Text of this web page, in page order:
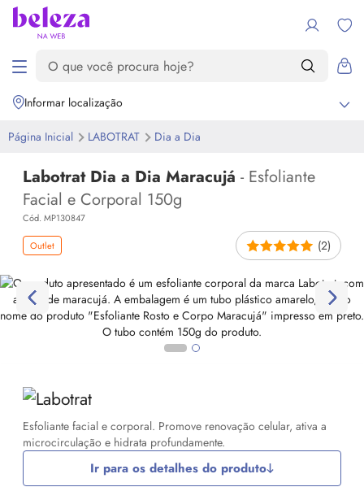
Informar localização
Página Inicial LABOTRAT Dia a Dia
Labotrat Dia a Dia Maracujá - Esfoliante
Facial e Corporal 150g
Cód. MP130847
Outlet (2)
Esfoliante facial e corporal. Promove renovação celular, ativa a
microcirculação e hidrata profundamente.
Ir para os detalhes do produto